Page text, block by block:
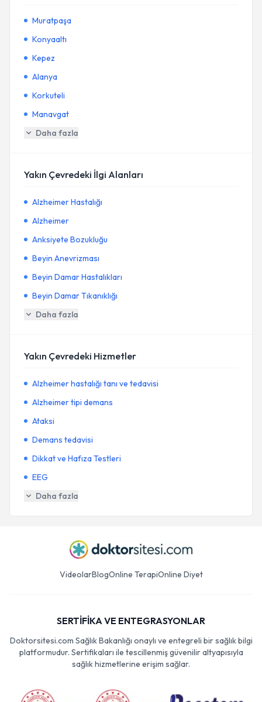
Muratpaşa
Konyaaltı
Kepez
Alanya
Korkuteli
Manavgat
Daha fazla
Yakın Çevredeki İlgi Alanları
Alzheimer Hastalığı
Alzheimer
Anksiyete Bozukluğu
Beyin Anevrizması
Beyin Damar Hastalıkları
Beyin Damar Tıkanıklığı
Daha fazla
Yakın Çevredeki Hizmetler
Alzheimer hastalığı tanı ve tedavisi
Alzheimer tipi demans
Ataksi
Demans tedavisi
Dikkat ve Hafıza Testleri
EEG
Daha fazla
VideolarBlogOnline TerapiOnline Diyet
SERTİFİKA VE ENTEGRASYONLAR
Doktorsitesi.com Sağlık Bakanlığı onaylı ve entegreli bir sağlık bilgi
platformudur. Sertifikaları ile tescillenmiş güvenilir altyapısıyla
sağlık hizmetlerine erişim sağlar.